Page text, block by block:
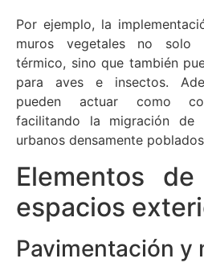
Por ejemplo, la
muros vegetales no solo
térmico, sino que también
para aves e insectos.
pueden actuar como
facilitando la migración de
urbanos densamente
Elementos
espacios
Pavimentación y